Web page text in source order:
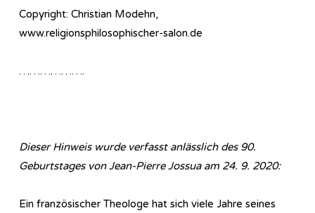
Copyright: Christian Modehn,
www.religionsphilosophischer-salon.de
……………….
Dieser Hinweis wurde verfasst anlässlich des 90.
Geburtstages von Jean-Pierre Jossua am 24. 9. 2020:
Ein französischer Theologe hat sich viele Jahre seines